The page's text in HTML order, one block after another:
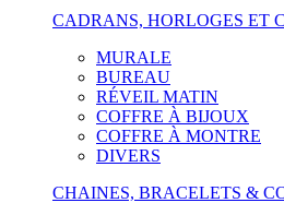
CADRANS, HORLOGES ET
MURALE
BUREAU
RÉVEIL MATIN
COFFRE À BIJOUX
COFFRE À MONTRE
DIVERS
CHAINES, BRACELETS &